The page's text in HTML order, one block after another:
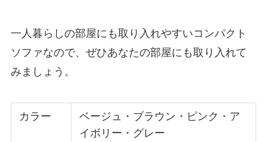
一人暮らしの部屋にも取り入れやすいコンパクト
ソファなので、ぜひあなたの部屋にも取り入れて
みましょう。
カラー
ベージュ・ブラウン・ピンク・ア
イボリー・グレー